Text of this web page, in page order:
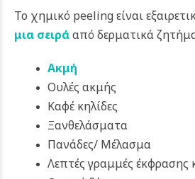
Το χημικό peeling είναι
μια σειράαπό δερματικά
Ακμή
Ουλές ακμής
Καφέ κηλίδες
Ξανθελάσματα
Πανάδες/ Μέλασμα
Λεπτές γραμμές έκφρασης